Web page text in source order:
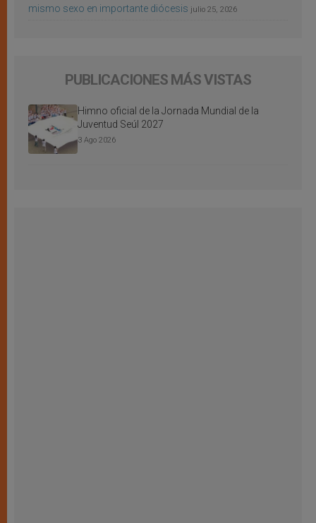
mismo sexo en importante diócesis julio 25, 2026
PUBLICACIONES MÁS VISTAS
Himno oficial de la Jornada Mundial de la
Juventud Seúl 2027
3 Ago 2026